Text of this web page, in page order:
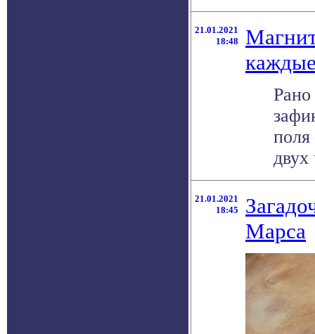
21.01.2021
18:48
поля
21.01.2021
18:45
Марса